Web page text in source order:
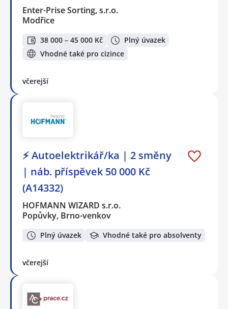
Enter-Prise Sorting, s.r.o.
Modřice
38 000 – 45 000 Kč
Plný úvazek
Vhodné také pro cizince
včerejší
⚡ Autoelektrikář/ka | 2 směny
| náb. příspěvek 50 000 Kč
(A14332)
HOFMANN WIZARD s.r.o.
Popůvky, Brno-venkov
Plný úvazek Vhodné také pro absolventy
včerejší